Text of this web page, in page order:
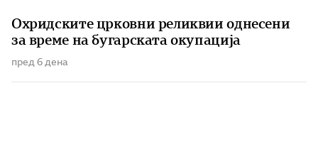
Охридските црковни реликвии однесени
за време на бугарската окупација
пред 6 дена